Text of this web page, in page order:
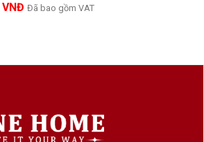
VNĐ Đã bao gồm VAT